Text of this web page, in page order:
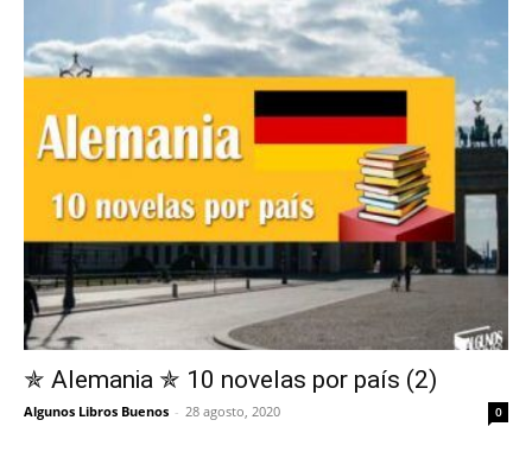
✯ Alemania ✯ 10 novelas por país (2)
Algunos Libros Buenos - 28 agosto, 2020 0